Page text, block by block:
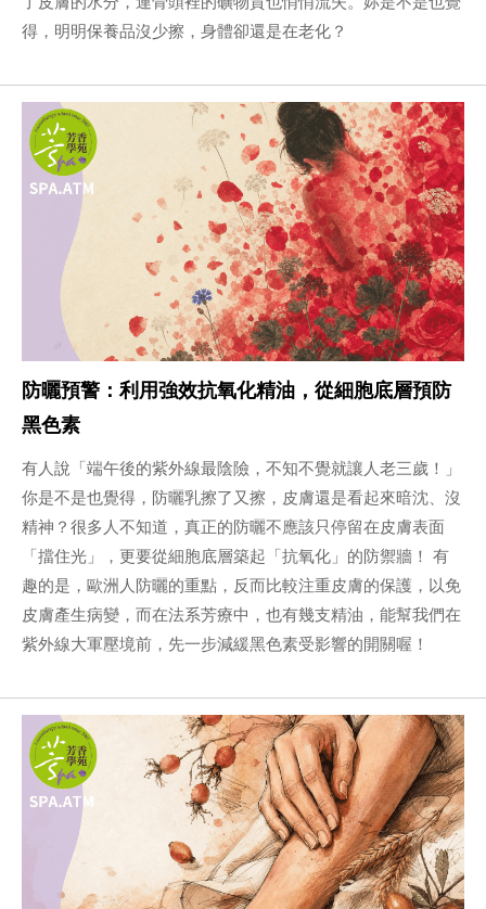
得，明明保養品沒少擦，身體卻還是在老化？
防曬預警：利用強效抗氧化精油，從細胞底層預防
黑色素
有人說「端午後的紫外線最陰險，不知不覺就讓人老三歲！」
你是不是也覺得，防曬乳擦了又擦，皮膚還是看起來暗沈、沒
精神？很多人不知道，真正的防曬不應該只停留在皮膚表面
「擋住光」，更要從細胞底層築起「抗氧化」的防禦牆！ 有
趣的是，歐洲人防曬的重點，反而比較注重皮膚的保護，以免
皮膚產生病變，而在法系芳療中，也有幾支精油，能幫我們在
紫外線大軍壓境前，先一步減緩黑色素受影響的開關喔！